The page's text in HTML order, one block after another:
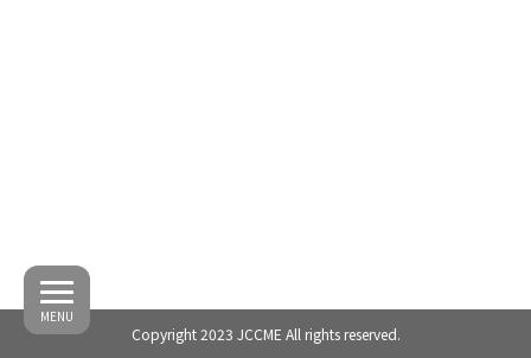
MENU
Copyright 2023 JCCME All rights reserved.